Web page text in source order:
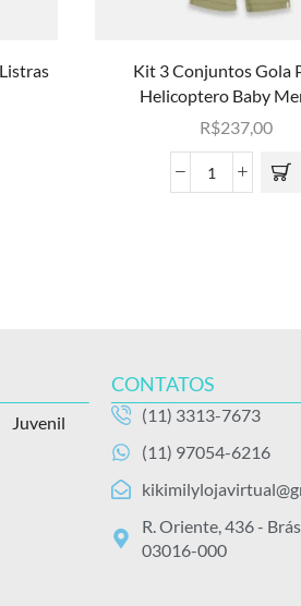
Kit 3 Conjuntos Gola
Helicoptero Baby
R$237,00
Juvenil
CONTATOS
(11) 3313-7673
(11) 97054-6216
R. Oriente, 436 -
03016-000